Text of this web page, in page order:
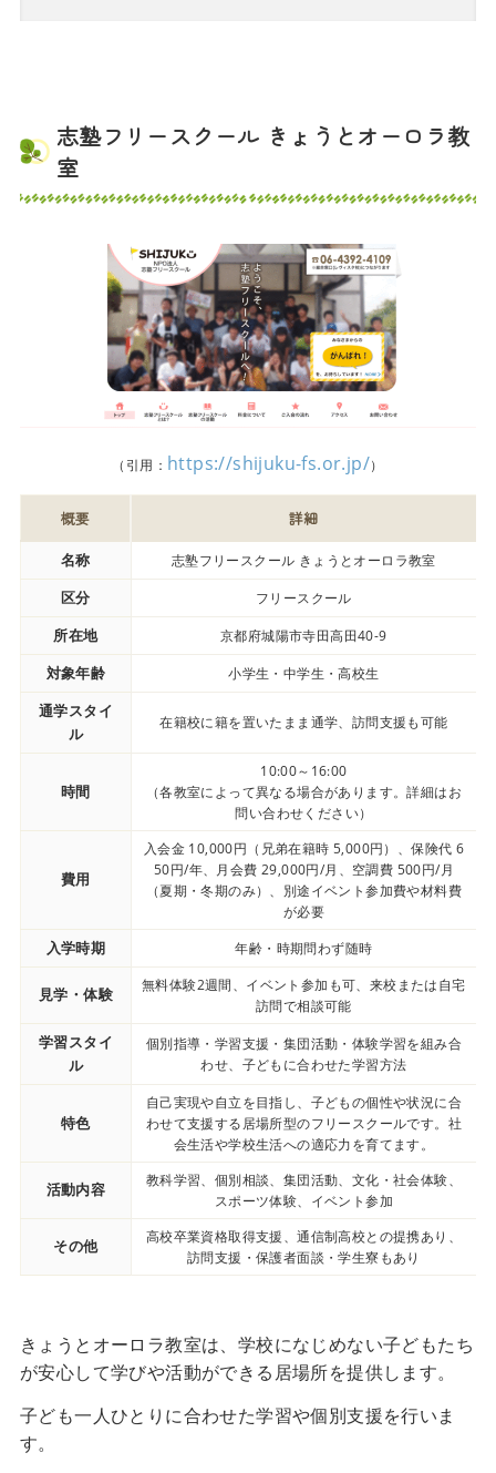
志塾フリースクール きょうとオーロラ教
室
（引用： https://shijuku-fs.or.jp/）
概要 詳細
名称 志塾フリースクール きょうとオーロラ教室
区分 フリースクール
所在地 京都府城陽市寺田高田40-9
対象年齢 小学生・中学生・高校生
通学スタイ
ル
在籍校に籍を置いたまま通学、訪問支援も可能
時間
10:00～16:00
（各教室によって異なる場合があります。詳細はお
問い合わせください）
費用
入会金 10,000円（兄弟在籍時 5,000円）、保険代 6
50円/年、月会費 29,000円/月、空調費 500円/月
（夏期・冬期のみ）、別途イベント参加費や材料費
が必要
入学時期 年齢・時期問わず随時
見学・体験
無料体験2週間、イベント参加も可、来校または自宅
訪問で相談可能
学習スタイ
ル
個別指導・学習支援・集団活動・体験学習を組み合
わせ、子どもに合わせた学習方法
特色
自己実現や自立を目指し、子どもの個性や状況に合
わせて支援する居場所型のフリースクールです。社
会生活や学校生活への適応力を育てます。
活動内容
教科学習、個別相談、集団活動、文化・社会体験、
スポーツ体験、イベント参加
その他
高校卒業資格取得支援、通信制高校との提携あり、
訪問支援・保護者面談・学生寮もあり
きょうとオーロラ教室は、学校になじめない子どもたち
が安心して学びや活動ができる居場所を提供します。
子ども一人ひとりに合わせた学習や個別支援を行いま
す。